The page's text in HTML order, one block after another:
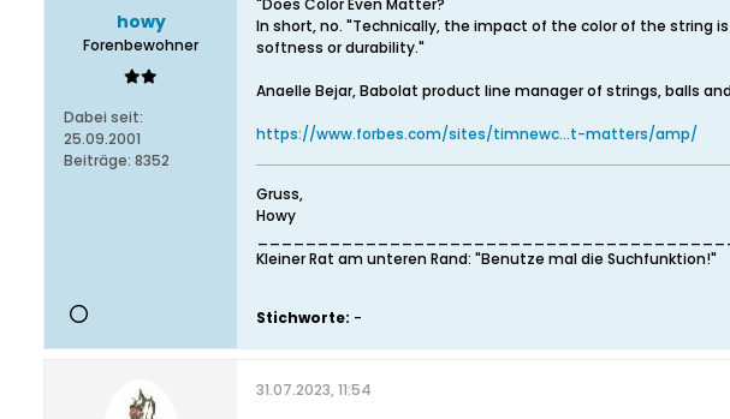
howy
Forenbewohner
Dabei seit:
25.09.2001
Beiträge: 8352
"Does Color Even Matter?
In short, no. "Technically, the impact of the color of the string
softness or durability."
Anaelle Bejar, Babolat product line manager of strings, balls
https://www.forbes.com/sites/timnewc...t-matters/amp/
Gruss,
Howy
Kleiner Rat am unteren Rand: "Benutze mal die Suchfunktion!"
Stichworte: -
31.07.2023, 11:54